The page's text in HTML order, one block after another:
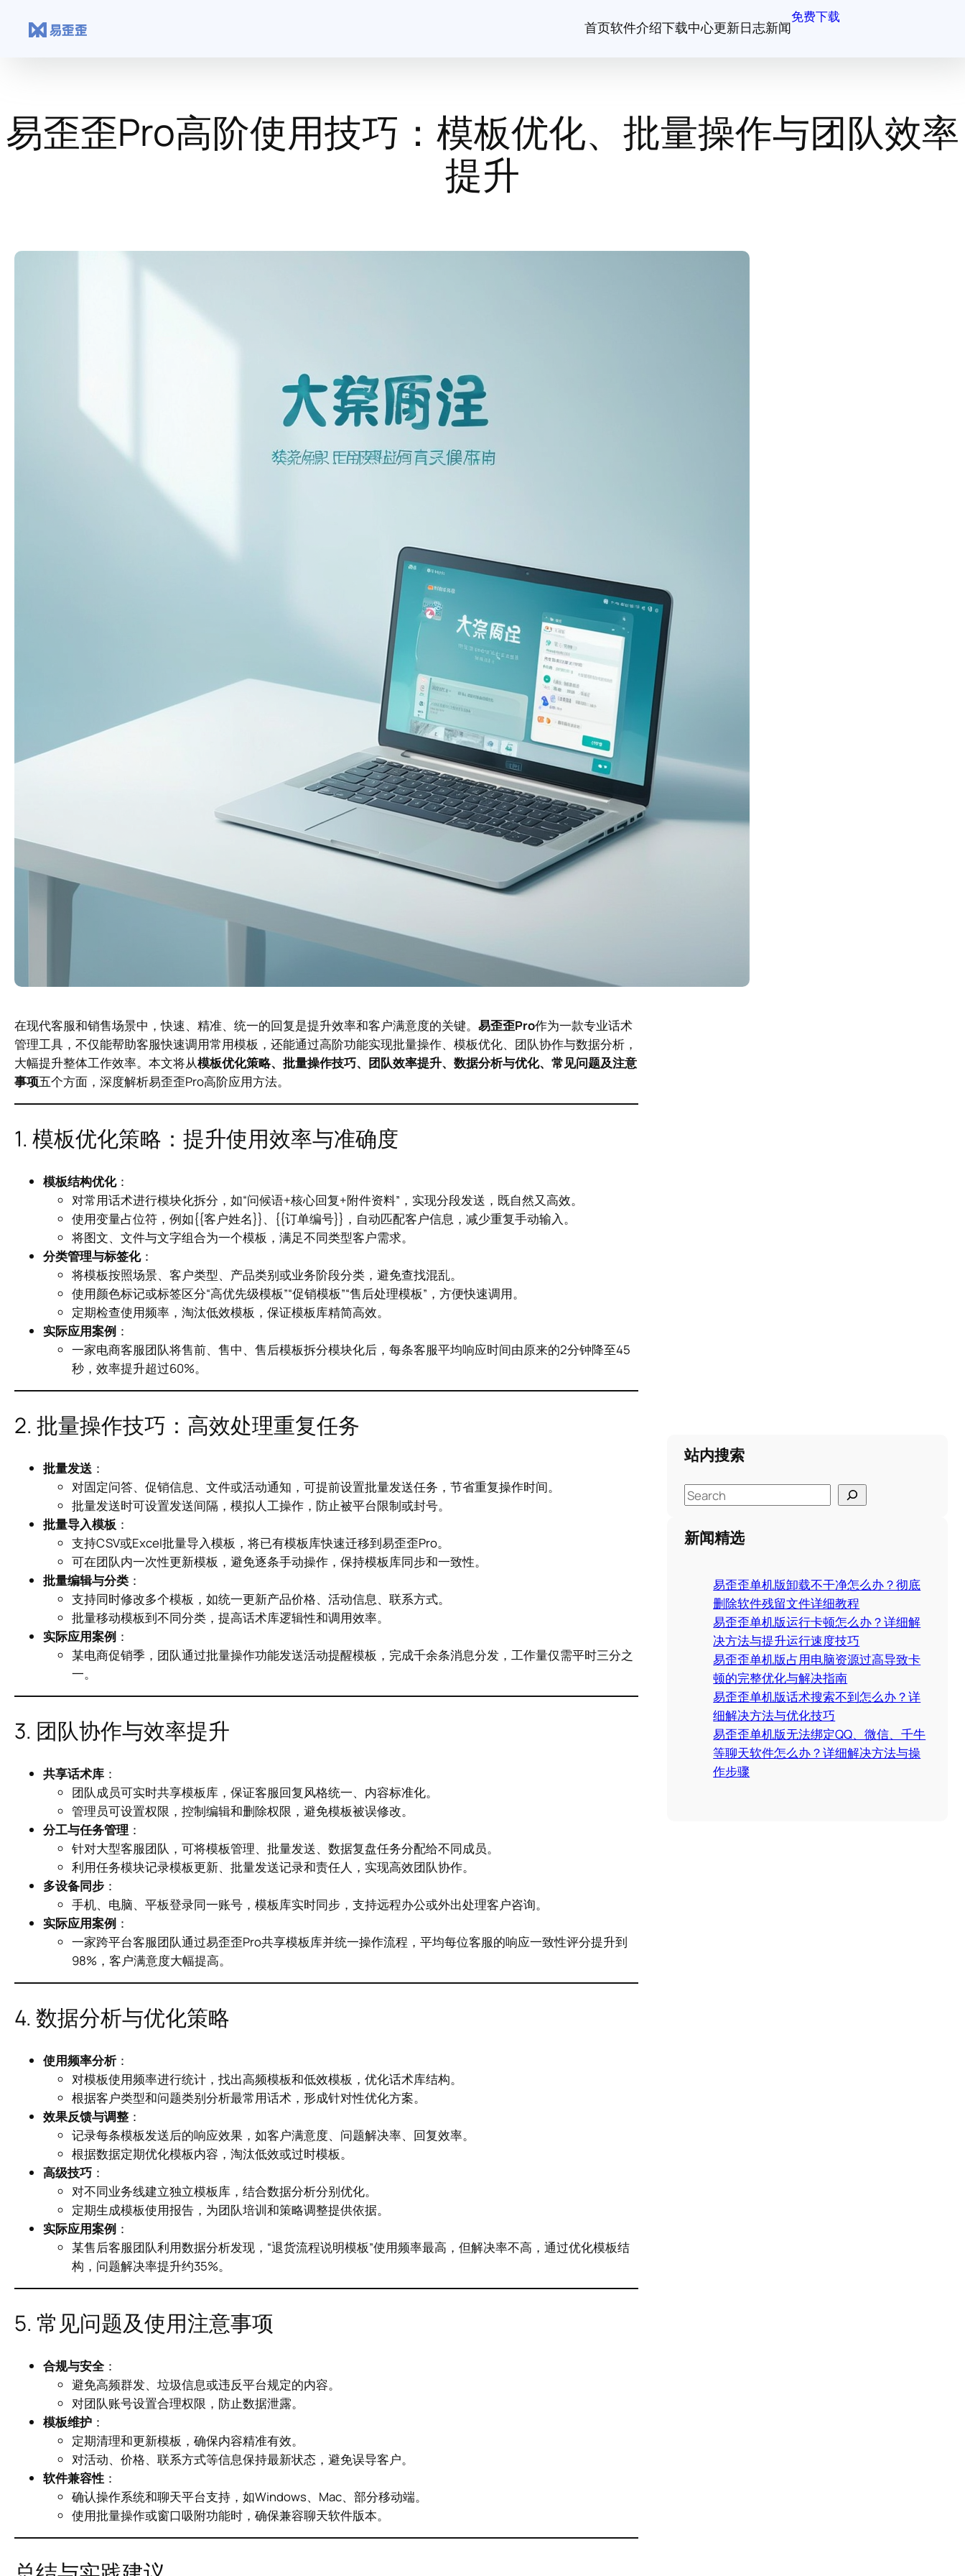
首页软件介绍下载中心更新日志新闻
免费下载
易歪歪Pro高阶使用技巧：模板优化、批量操作与团队效率
提升
在现代客服和销售场景中，快速、精准、统一的回复是提升效率和客户满意度的关键。 易歪歪Pro作为一款专业话术
管理工具，不仅能帮助客服快速调用常用模板，还能通过高阶功能实现批量操作、模板优化、团队协作与数据分析，
大幅提升整体工作效率。本文将从模板优化策略、批量操作技巧、团队效率提升、数据分析与优化、常见问题及注意
事项五个方面，深度解析易歪歪Pro高阶应用方法。
1. 模板优化策略：提升使用效率与准确度
模板结构优化：
对常用话术进行模块化拆分，如“问候语+核心回复+附件资料”，实现分段发送，既自然又高效。
使用变量占位符，例如{{客户姓名}}、{{订单编号}}，自动匹配客户信息，减少重复手动输入。
将图文、文件与文字组合为一个模板，满足不同类型客户需求。
分类管理与标签化：
将模板按照场景、客户类型、产品类别或业务阶段分类，避免查找混乱。
使用颜色标记或标签区分“高优先级模板”“促销模板”“售后处理模板”，方便快速调用。
定期检查使用频率，淘汰低效模板，保证模板库精简高效。
实际应用案例 ：
一家电商客服团队将售前、售中、售后模板拆分模块化后，每条客服平均响应时间由原来的2分钟降至45
秒，效率提升超过60%。
2. 批量操作技巧：高效处理重复任务
批量发送 ：
对固定问答、促销信息、文件或活动通知，可提前设置批量发送任务，节省重复操作时间。
批量发送时可设置发送间隔，模拟人工操作，防止被平台限制或封号。
批量导入模板 ：
支持CSV或Excel批量导入模板，将已有模板库快速迁移到易歪歪Pro。
可在团队内一次性更新模板，避免逐条手动操作，保持模板库同步和一致性。
批量编辑与分类 ：
支持同时修改多个模板，如统一更新产品价格、活动信息、联系方式。
批量移动模板到不同分类，提高话术库逻辑性和调用效率。
实际应用案例 ：
某电商促销季，团队通过批量操作功能发送活动提醒模板，完成千余条消息分发，工作量仅需平时三分之
一。
3. 团队协作与效率提升
共享话术库 ：
团队成员可实时共享模板库，保证客服回复风格统一、内容标准化。
管理员可设置权限，控制编辑和删除权限，避免模板被误修改。
分工与任务管理 ：
针对大型客服团队，可将模板管理、批量发送、数据复盘任务分配给不同成员。
利用任务模块记录模板更新、批量发送记录和责任人，实现高效团队协作。
多设备同步 ：
手机、电脑、平板登录同一账号，模板库实时同步，支持远程办公或外出处理客户咨询。
实际应用案例 ：
一家跨平台客服团队通过易歪歪Pro共享模板库并统一操作流程，平均每位客服的响应一致性评分提升到
98%，客户满意度大幅提高。
4. 数据分析与优化策略
使用频率分析：
对模板使用频率进行统计，找出高频模板和低效模板，优化话术库结构。
根据客户类型和问题类别分析最常用话术，形成针对性优化方案。
效果反馈与调整 ：
记录每条模板发送后的响应效果，如客户满意度、问题解决率、回复效率。
根据数据定期优化模板内容，淘汰低效或过时模板。
高级技巧 ：
对不同业务线建立独立模板库，结合数据分析分别优化。
定期生成模板使用报告，为团队培训和策略调整提供依据。
实际应用案例 ：
某售后客服团队利用数据分析发现，“退货流程说明模板”使用频率最高，但解决率不高，通过优化模板结
构，问题解决率提升约35%。
5. 常见问题及使用注意事项
合规与安全：
避免高频群发、垃圾信息或违反平台规定的内容。
对团队账号设置合理权限，防止数据泄露。
模板维护 ：
定期清理和更新模板，确保内容精准有效。
对活动、价格、联系方式等信息保持最新状态，避免误导客户。
软件兼容性 ：
确认操作系统和聊天平台支持，如Windows、Mac、部分移动端。
使用批量操作或窗口吸附功能时，确保兼容聊天软件版本。
站内搜索
S
e
a
r
新闻精选
易歪歪单机版卸载不干净怎么办？彻底
删除软件残留文件详细教程
易歪歪单机版运行卡顿怎么办？详细解
决方法与提升运行速度技巧
易歪歪单机版占用电脑资源过高导致卡
顿的完整优化与解决指南
易歪歪单机版话术搜索不到怎么办？详
细解决方法与优化技巧
易歪歪单机版无法绑定QQ、微信、千牛
等聊天软件怎么办？详细解决方法与操
作步骤